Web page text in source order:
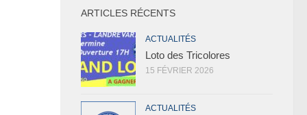
ARTICLES RÉCENTS
ACTUALITÉS
Loto des Tricolores
15 FÉVRIER 2026
ACTUALITÉS